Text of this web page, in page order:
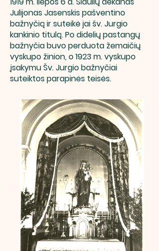
Julijonas Jasenskis pašventino
bažnyčią ir suteikė jai šv. Jurgio
kankinio titulą. Po didelių pastangų
bažnyčia buvo perduota žemaičių
vyskupo žinion, o 1923 m. vyskupo
įsakymu Šv. Jurgio bažnyčiai
suteiktos parapinės teisės.